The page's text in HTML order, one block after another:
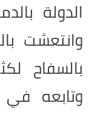
الدولة
وانتعشت
بالسفاح
وتابعه